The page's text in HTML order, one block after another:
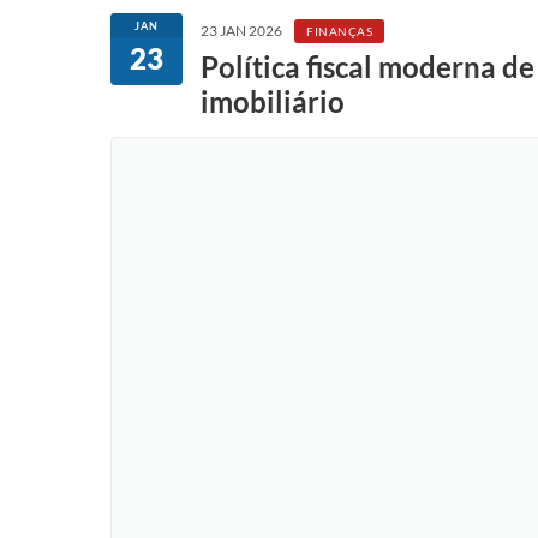
JAN
23
23 JAN 2026 FINANÇAS
Política fiscal moderna
imobiliário